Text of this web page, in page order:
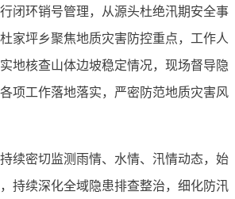
闭环销号管理，从源头杜绝汛期安全事
家坪乡聚焦地质灾害防控重点，工作人
地核查山体边坡稳定情况，现场督导隐
项工作落地落实，严密防范地质灾害风
续密切监测雨情、水情、汛情动态，始
持续深化全域隐患排查整治，细化防汛